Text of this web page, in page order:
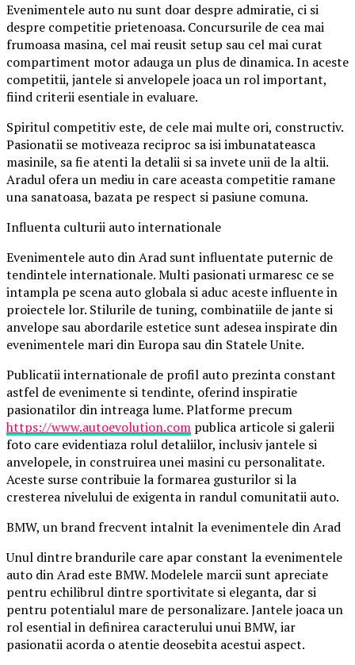
Evenimentele auto nu sunt doar despre admiratie, ci si
despre competitie prietenoasa. Concursurile de cea mai
frumoasa masina, cel mai reusit setup sau cel mai curat
compartiment motor adauga un plus de dinamica. In aceste
competitii, jantele si anvelopele joaca un rol important,
fiind criterii esentiale in evaluare.
Spiritul competitiv este, de cele mai multe ori, constructiv.
Pasionatii se motiveaza reciproc sa isi imbunatateasca
masinile, sa fie atenti la detalii si sa invete unii de la altii.
Aradul ofera un mediu in care aceasta competitie ramane
una sanatoasa, bazata pe respect si pasiune comuna.
Influenta culturii auto internationale
Evenimentele auto din Arad sunt influentate puternic de
tendintele internationale. Multi pasionati urmaresc ce se
intampla pe scena auto globala si aduc aceste influente in
proiectele lor. Stilurile de tuning, combinatiile de jante si
anvelope sau abordarile estetice sunt adesea inspirate din
evenimentele mari din Europa sau din Statele Unite.
Publicatii internationale de profil auto prezinta constant
astfel de evenimente si tendinte, oferind inspiratie
pasionatilor din intreaga lume. Platforme precum
https://www.autoevolution.com publica articole si galerii
foto care evidentiaza rolul detaliilor, inclusiv jantele si
anvelopele, in construirea unei masini cu personalitate.
Aceste surse contribuie la formarea gusturilor si la
cresterea nivelului de exigenta in randul comunitatii auto.
BMW, un brand frecvent intalnit la evenimentele din Arad
Unul dintre brandurile care apar constant la evenimentele
auto din Arad este BMW. Modelele marcii sunt apreciate
pentru echilibrul dintre sportivitate si eleganta, dar si
pentru potentialul mare de personalizare. Jantele joaca un
rol esential in definirea caracterului unui BMW, iar
pasionatii acorda o atentie deosebita acestui aspect.